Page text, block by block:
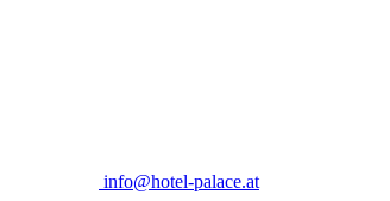
info@hotel-palace.at